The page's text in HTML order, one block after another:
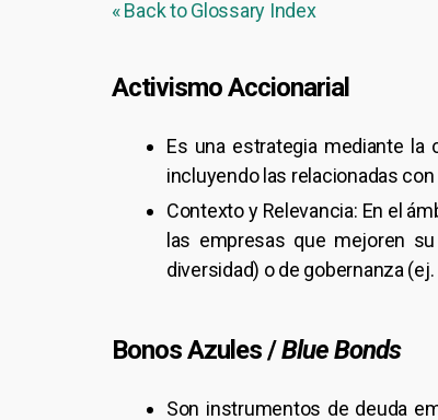
« Back to Glossary Index
Activismo Accionarial
Es una estrategia mediante
incluyendo las relacionadas
Contexto y Relevancia: En el
las empresas que mejoren
diversidad) o de gobernanza
Bonos Azules /Blue Bonds
Son instrumentos de deuda